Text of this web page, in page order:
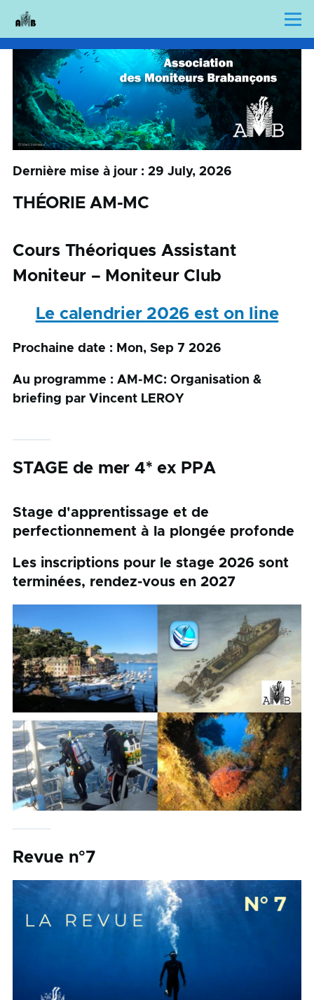
Skip to main content
Menu
Dernière mise à jour : 29 July, 2026
THÉORIE AM-MC
Cours Théoriques Assistant
Moniteur – Moniteur Club
Le calendrier 2026 est on line
Prochaine date : Mon, Sep 7 2026
Au programme : AM-MC: Organisation &
briefing par Vincent LEROY
STAGE de mer 4* ex PPA
Stage d'apprentissage et de
perfectionnement à la plongée profonde
Les inscriptions pour le stage 2026 sont
terminées, rendez-vous en 2027
Revue n°7